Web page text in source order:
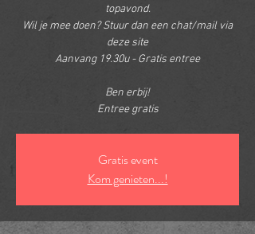
topavond.
Wil je mee doen? Stuur dan een chat/mail via
deze site
Aanvang 19.30u - Gratis entree
Ben erbij!
Entree gratis
Gratis event
Kom genieten...!